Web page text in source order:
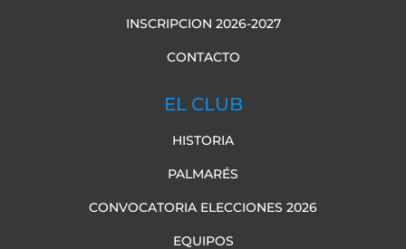
INSCRIPCION 2026-2027
CONTACTO
EL CLUB
HISTORIA
PALMARÉS
CONVOCATORIA ELECCIONES 2026
EQUIPOS